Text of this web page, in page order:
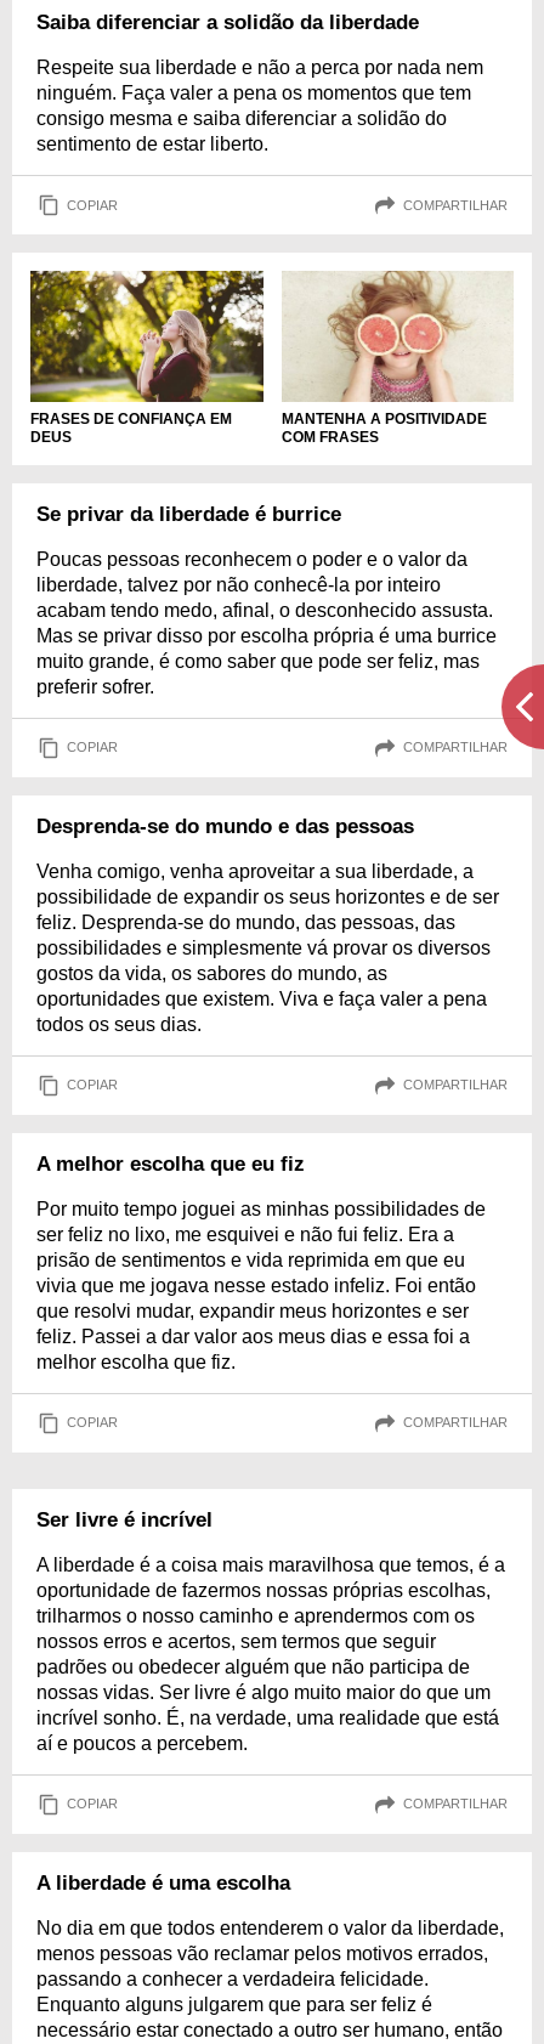
Saiba diferenciar a solidão da liberdade
Respeite sua liberdade e não a perca por nada nem
ninguém. Faça valer a pena os momentos que tem
consigo mesma e saiba diferenciar a solidão do
sentimento de estar liberto.
COPIAR COMPARTILHAR
FRASES DE CONFIANÇA EM
DEUS
MANTENHA A POSITIVIDADE
COM FRASES
Se privar da liberdade é burrice
Poucas pessoas reconhecem o poder e o valor da
liberdade, talvez por não conhecê-la por inteiro
acabam tendo medo, afinal, o desconhecido assusta.
Mas se privar disso por escolha própria é uma burrice
muito grande, é como saber que pode ser feliz, mas
preferir sofrer.
COPIAR COMPARTILHAR
Desprenda-se do mundo e das pessoas
Venha comigo, venha aproveitar a sua liberdade, a
possibilidade de expandir os seus horizontes e de ser
feliz. Desprenda-se do mundo, das pessoas, das
possibilidades e simplesmente vá provar os diversos
gostos da vida, os sabores do mundo, as
oportunidades que existem. Viva e faça valer a pena
todos os seus dias.
COPIAR COMPARTILHAR
A melhor escolha que eu fiz
Por muito tempo joguei as minhas possibilidades de
ser feliz no lixo, me esquivei e não fui feliz. Era a
prisão de sentimentos e vida reprimida em que eu
vivia que me jogava nesse estado infeliz. Foi então
que resolvi mudar, expandir meus horizontes e ser
feliz. Passei a dar valor aos meus dias e essa foi a
melhor escolha que fiz.
COPIAR COMPARTILHAR
Ser livre é incrível
A liberdade é a coisa mais maravilhosa que temos, é a
oportunidade de fazermos nossas próprias escolhas,
trilharmos o nosso caminho e aprendermos com os
nossos erros e acertos, sem termos que seguir
padrões ou obedecer alguém que não participa de
nossas vidas. Ser livre é algo muito maior do que um
incrível sonho. É, na verdade, uma realidade que está
aí e poucos a percebem.
COPIAR COMPARTILHAR
A liberdade é uma escolha
No dia em que todos entenderem o valor da liberdade,
menos pessoas vão reclamar pelos motivos errados,
passando a conhecer a verdadeira felicidade.
Enquanto alguns julgarem que para ser feliz é
necessário estar conectado a outro ser humano, então